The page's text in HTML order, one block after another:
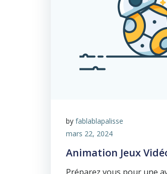
by fablablapalisse
mars 22, 2024
Animation Jeux